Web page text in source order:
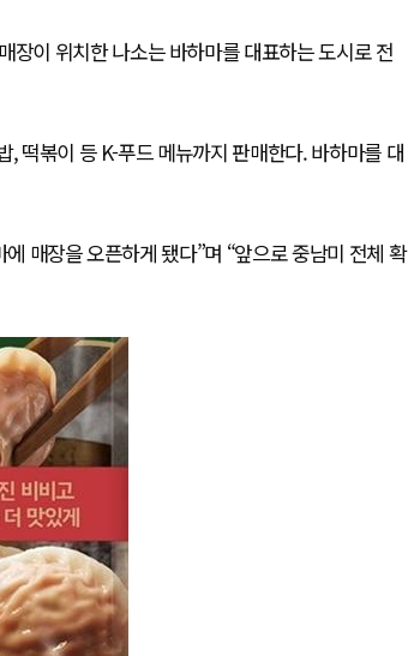
장이 위치한 나소는 바하마를 대표하는 도시로 전
떡볶이 등 K-푸드 메뉴까지 판매한다. 바하마를 대
매장을 오픈하게 됐다”며 “앞으로 중남미 전체 확